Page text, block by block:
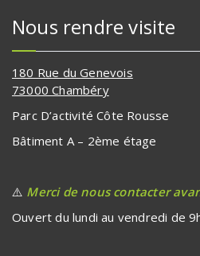
Nous rendre visite
180 Rue du Genevois
73000 Chambéry
Parc D’activité Côte Rousse
Bâtiment A – 2ème étage
⚠️ Merci de nous contacter
Ouvert du lundi au vendredi de